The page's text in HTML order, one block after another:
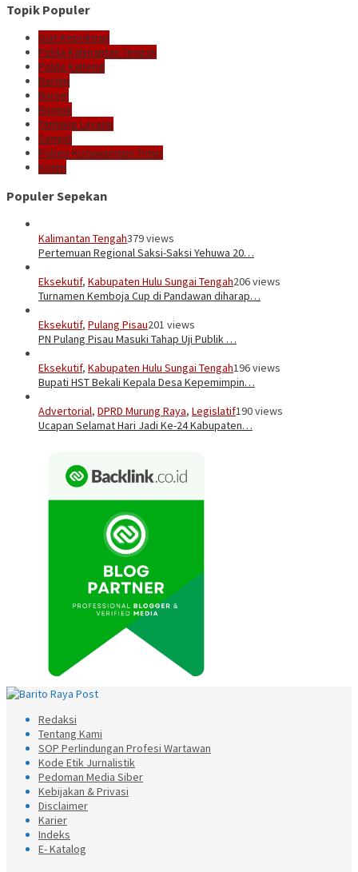
Topik Populer
Giat Kepolisian
Polda Kalimantan Tengah
Polda Kalteng
Bartim
Barsel
Buntok
Tamiang Layang
Sampit
Polres Kotawaringin Timur
Kotim
Populer Sepekan
Kalimantan Tengah379 views
Pertemuan Regional Saksi-Saksi Yehuwa 20…
Eksekutif, Kabupaten Hulu Sungai Tengah206 views
Turnamen Kemboja Cup di Pandawan diharap…
Eksekutif, Pulang Pisau201 views
PN Pulang Pisau Masuki Tahap Uji Publik …
Eksekutif, Kabupaten Hulu Sungai Tengah196 views
Bupati HST Bekali Kepala Desa Kepemimpin…
Advertorial, DPRD Murung Raya, Legislatif190 views
Ucapan Selamat Hari Jadi Ke-24 Kabupaten…
Redaksi
Tentang Kami
SOP Perlindungan Profesi Wartawan
Kode Etik Jurnalistik
Pedoman Media Siber
Kebijakan & Privasi
Disclaimer
Karier
Indeks
E- Katalog